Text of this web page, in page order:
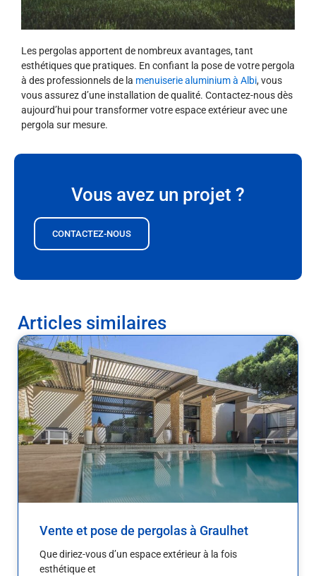
Vous avez un projet ?
CONTACTEZ-NOUS
Les pergolas apportent de nombreux avantages, tant
esthétiques que pratiques. En confiant la pose de votre pergola
à des professionnels de la menuiserie aluminium à Albi, vous
vous assurez d’une installation de qualité. Contactez-nous dès
aujourd’hui pour transformer votre espace extérieur avec une
pergola sur mesure.
Articles similaires
Vente et pose de pergolas à Graulhet
Que diriez-vous d’un espace extérieur à la fois
esthétique et